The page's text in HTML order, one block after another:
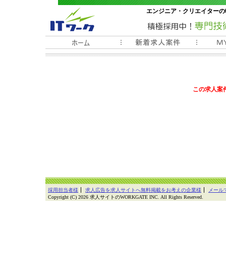
エンジニア・クリエイター
常時3000件以上の求人情報
この求人案
採用担当者様 求人広告を求人サイトへ無料掲載をお考えの企業様
メール
Copyright (C) 2026 求人サイトのWORKGATE INC. All Rights Reserved.